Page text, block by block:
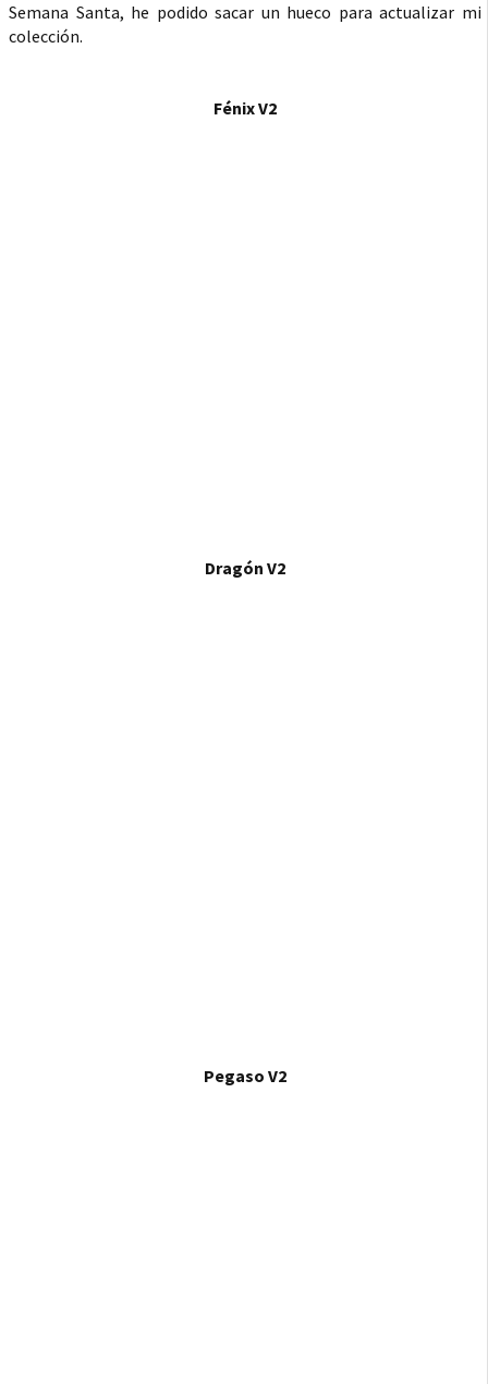
Semana Santa, he podido sacar un hueco para actualizar mi
colección.
Fénix V2
Dragón V2
Pegaso V2